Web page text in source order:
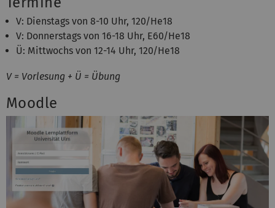
V: Dienstags von 8-10 Uhr, 120/He18
V: Donnerstags von 16-18 Uhr, E60/He18
Ü: Mittwochs von 12-14 Uhr, 120/He18
V = Vorlesung + Ü = Übung
Moodle